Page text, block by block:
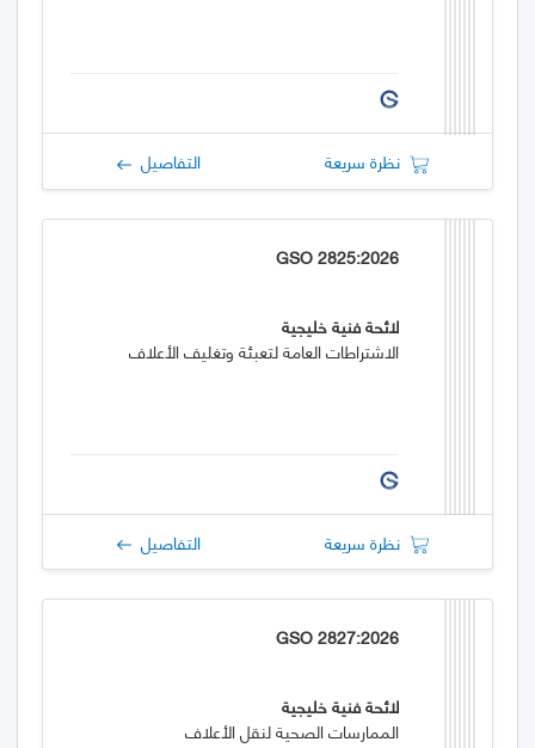
نظرة سريعة التفاصيل
GSO 2825:2026
لائحة فنية خليجية
الاشتراطات العامة لتعبئة وتغليف الأعلاف
نظرة سريعة التفاصيل
GSO 2827:2026
لائحة فنية خليجية
الممارسات الصحية لنقل الأعلاف